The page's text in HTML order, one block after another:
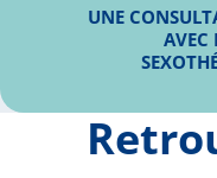
UNE
AVEC